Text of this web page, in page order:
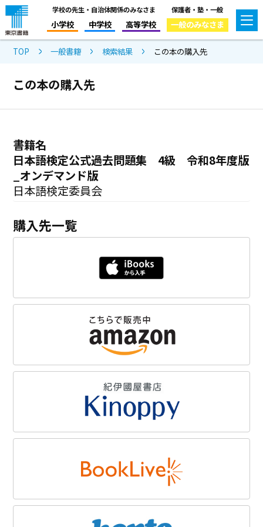
学校の先生・自治体関係のみなさま
小学校 中学校 高等学校
保護者・塾・一般
一般のみなさま
TOP 一般書籍 検索結果 この本の購入先
この本の購入先
書籍名
日本語検定公式過去問題集 4級 令和8年度版
_オンデマンド版
日本語検定委員会
購入先一覧